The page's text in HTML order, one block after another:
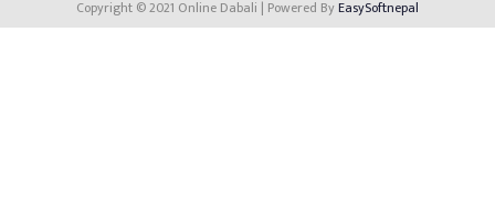
Copyright © 2021 Online Dabali | Powered ByEasySoftnepal